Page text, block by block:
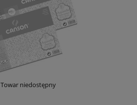
Towar niedostępny